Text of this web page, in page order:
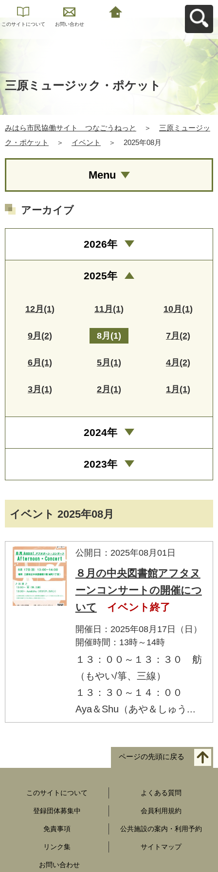
このサイトについて お問い合わせ
三原ミュージック・ポケット
みはら市民協働サイト つなごうねっと ＞
三原ミュージッ
ク・ポケット
＞ イベント ＞ 2025年08月
イベント 2025年08月
公開日：2025年08月01日
８月の中央図書館アフタヌ
ーンコンサートの開催につ
いて
イベント終了
開催日：2025年08月17日（日）
開催時間：13時～14時
１３：００～１３：３０ 舫
（もやい/箏、三線）
１３：３０～１４：００
Aya＆Shu（あや＆しゅう...
Menu
アーカイブ
2026年
2025年
12月(1) 11月(1) 10月(1)
9月(2) 8月(1) 7月(2)
6月(1) 5月(1) 4月(2)
3月(1) 2月(1) 1月(1)
2024年
2023年
ページの先頭に戻る
このサイトについて よくある質問
登録団体募集中 会員利用規約
免責事項 公共施設の案内・利用予約
リンク集 サイトマップ
お問い合わせ